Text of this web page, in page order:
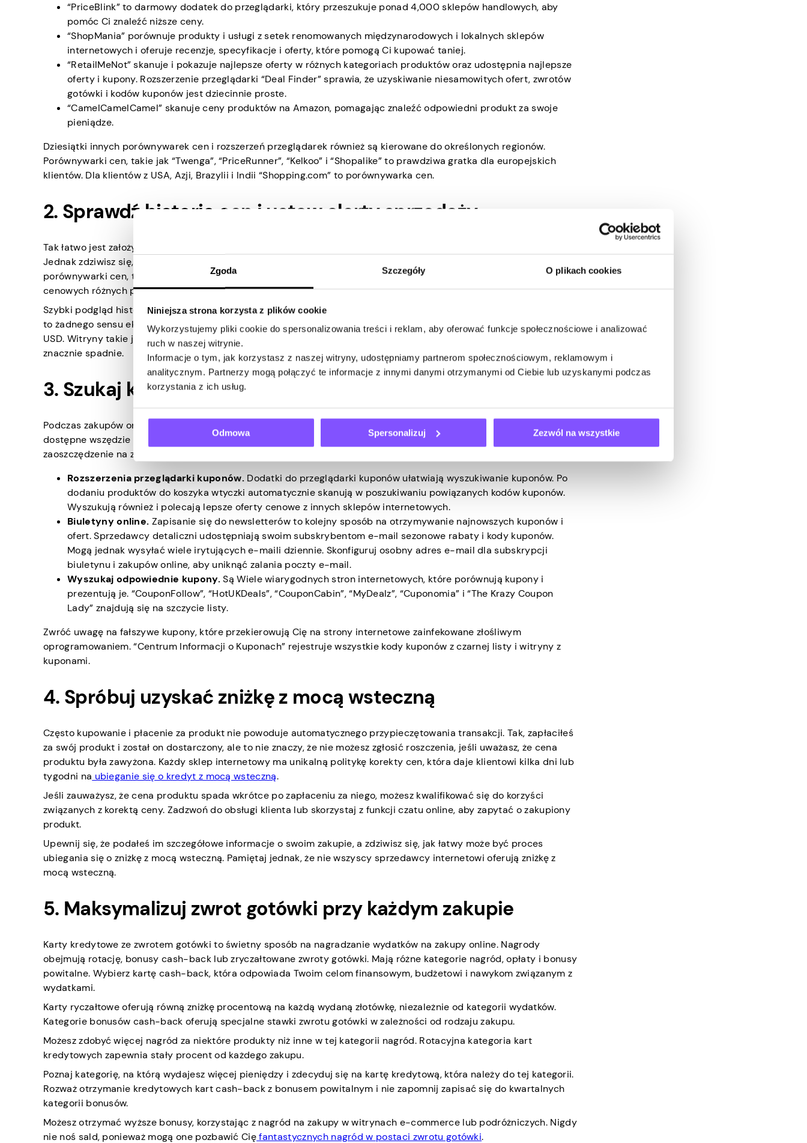
Zgoda Szczegóły O plikach cookies
Niniejsza strona korzysta z plików cookie
Wykorzystujemy pliki cookie do spersonalizowania treści i reklam, aby oferować funkcje społecznościowe i analizować
ruch w naszej witrynie.
Informacje o tym, jak korzystasz z naszej witryny, udostępniamy partnerom społecznościowym, reklamowym i
analitycznym. Partnerzy mogą połączyć te informacje z innymi danymi otrzymanymi od Ciebie lub uzyskanymi podczas
korzystania z ich usług.
Odmowa Spersonalizuj Zezwól na wszystkie
“PriceBlink” to darmowy dodatek do przeglądarki, który przeszukuje ponad 4,000 sklepów handlowych, aby
pomóc Ci znaleźć niższe ceny.
“ShopMania” porównuje produkty i usługi z setek renomowanych międzynarodowych i lokalnych sklepów
internetowych i oferuje recenzje, specyfikacje i oferty, które pomogą Ci kupować taniej.
“RetailMeNot” skanuje i pokazuje najlepsze oferty w różnych kategoriach produktów oraz udostępnia najlepsze
oferty i kupony. Rozszerzenie przeglądarki “Deal Finder” sprawia, że uzyskiwanie niesamowitych ofert, zwrotów
gotówki i kodów kuponów jest dziecinnie proste.
“CamelCamelCamel” skanuje ceny produktów na Amazon, pomagając znaleźć odpowiedni produkt za swoje
pieniądze.
Dziesiątki innych porównywarek cen i rozszerzeń przeglądarek również są kierowane do określonych regionów.
Porównywarki cen, takie jak “Twenga”, “PriceRunner”, “Kelkoo” i “Shopalike” to prawdziwa gratka dla europejskich
klientów. Dla klientów z USA, Azji, Brazylii i Indii “Shopping.com” to porównywarka cen.
2. Sprawdź historię cen i ustaw alerty sprzedaży
Tak łatwo jest założyć, że produkt, na który patrzysz, jest tani, ponieważ inne sklepy oferują go po wyższej cenie.
Jednak zdziwisz się, gdy zdasz sobie sprawę, że było to tańsze kilka godzin lub miesięcy temu. Odwiedź
porównywarki cen, takie jak “PayPal Honey” i “CamelCamelCamel”, aby dowiedzieć się więcej o historycznych danych
cenowych różnych produktów.
Szybki podgląd historii cen produktu daje Ci możliwość podjęcia decyzji, czy kupić teraz, czy poczekać. Nie miałoby
to żadnego sensu ekonomicznego, aby kupować produkt za 50 USD, jeśli poprzednie ceny nigdy nie przekroczyły 40
USD. Witryny takie jak “PayPal Honey” mają funkcję “Droplist”, która wysyła alerty do kupujących, gdy cena produktu
znacznie spadnie.
3. Szukaj kuponów
Podczas zakupów online kupony również świetnie się sprawdzają, aby pomóc Ci zaoszczędzić pieniądze. Kupony są
dostępne wszędzie w Internecie, ale problem polega na ich zdobyciu. Oto proste sposoby na zdobycie kuponów i
zaoszczędzenie na zakupach online:
Rozszerzenia przeglądarki kuponów.Dodatki do przeglądarki kuponów ułatwiają wyszukiwanie kuponów. Po
dodaniu produktów do koszyka wtyczki automatycznie skanują w poszukiwaniu powiązanych kodów kuponów.
Wyszukują również i polecają lepsze oferty cenowe z innych sklepów internetowych.
Biuletyny online. Zapisanie się do newsletterów to kolejny sposób na otrzymywanie najnowszych kuponów i
ofert. Sprzedawcy detaliczni udostępniają swoim subskrybentom e-mail sezonowe rabaty i kody kuponów.
Mogą jednak wysyłać wiele irytujących e-maili dziennie. Skonfiguruj osobny adres e-mail dla subskrypcji
biuletynu i zakupów online, aby uniknąć zalania poczty e-mail.
Wyszukaj odpowiednie kupony.Są Wiele wiarygodnych stron internetowych, które porównują kupony i
prezentują je. “CouponFollow”, “HotUKDeals”, “CouponCabin”, “MyDealz”, “Cuponomia” i “The Krazy Coupon
Lady” znajdują się na szczycie listy.
Zwróć uwagę na fałszywe kupony, które przekierowują Cię na strony internetowe zainfekowane złośliwym
oprogramowaniem. “Centrum Informacji o Kuponach” rejestruje wszystkie kody kuponów z czarnej listy i witryny z
kuponami.
4. Spróbuj uzyskać zniżkę z mocą wsteczną
Często kupowanie i płacenie za produkt nie powoduje automatycznego przypieczętowania transakcji. Tak, zapłaciłeś
za swój produkt i został on dostarczony, ale to nie znaczy, że nie możesz zgłosić roszczenia, jeśli uważasz, że cena
produktu była zawyżona. Każdy sklep internetowy ma unikalną politykę korekty cen, która daje klientowi kilka dni lub
tygodni na ubieganie się o kredyt z mocą wsteczną.
Jeśli zauważysz, że cena produktu spada wkrótce po zapłaceniu za niego, możesz kwalifikować się do korzyści
związanych z korektą ceny. Zadzwoń do obsługi klienta lub skorzystaj z funkcji czatu online, aby zapytać o zakupiony
produkt.
Upewnij się, że podałeś im szczegółowe informacje o swoim zakupie, a zdziwisz się, jak łatwy może być proces
ubiegania się o zniżkę z mocą wsteczną. Pamiętaj jednak, że nie wszyscy sprzedawcy internetowi oferują zniżkę z
mocą wsteczną.
5. Maksymalizuj zwrot gotówki przy każdym zakupie
Karty kredytowe ze zwrotem gotówki to świetny sposób na nagradzanie wydatków na zakupy online. Nagrody
obejmują rotację, bonusy cash-back lub zryczałtowane zwroty gotówki. Mają różne kategorie nagród, opłaty i bonusy
powitalne. Wybierz kartę cash-back, która odpowiada Twoim celom finansowym, budżetowi i nawykom związanym z
wydatkami.
Karty ryczałtowe oferują równą zniżkę procentową na każdą wydaną złotówkę, niezależnie od kategorii wydatków.
Kategorie bonusów cash-back oferują specjalne stawki zwrotu gotówki w zależności od rodzaju zakupu.
Możesz zdobyć więcej nagród za niektóre produkty niż inne w tej kategorii nagród. Rotacyjna kategoria kart
kredytowych zapewnia stały procent od każdego zakupu.
Poznaj kategorię, na którą wydajesz więcej pieniędzy i zdecyduj się na kartę kredytową, która należy do tej kategorii.
Rozważ otrzymanie kredytowych kart cash-back z bonusem powitalnym i nie zapomnij zapisać się do kwartalnych
kategorii bonusów.
Możesz otrzymać wyższe bonusy, korzystając z nagród na zakupy w witrynach e-commerce lub podróżniczych. Nigdy
nie noś sald, ponieważ mogą one pozbawić Cięfantastycznych nagród w postaci zwrotu gotówki.